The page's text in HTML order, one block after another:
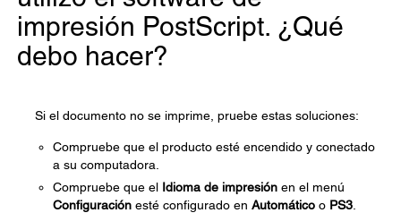
impresión PostScript. ¿Qué
debo hacer?
Si el documento no se imprime, pruebe estas soluciones:
Compruebe que el producto esté encendido y conectado
a su computadora.
Compruebe que el Idioma de impresión en el menú
Configuración esté configurado en Automático o PS3